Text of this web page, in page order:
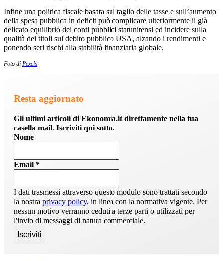
Infine una politica fiscale basata sul taglio delle tasse e sull’aumento
della spesa pubblica in deficit può complicare ulteriormente il già
delicato equilibrio dei conti pubblici statunitensi ed incidere sulla
qualità dei titoli sul debito pubblico USA, alzando i rendimenti e
ponendo seri rischi alla stabilità finanziaria globale.
Foto di Pexels
Resta aggiornato
Gli ultimi articoli di Ekonomia.it direttamente nella tua
casella mail. Iscriviti qui sotto.
Nome
Email *
I dati trasmessi attraverso questo modulo sono trattati secondo
la nostra privacy policy, in linea con la normativa vigente. Per
nessun motivo verranno ceduti a terze parti o utilizzati per
l'invio di messaggi di natura commerciale.